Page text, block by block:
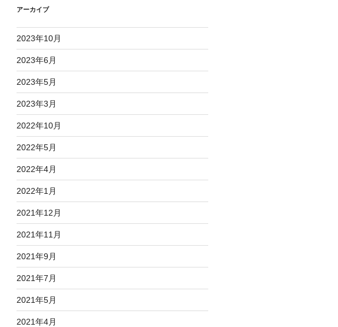
アーカイブ
2023年10月
2023年6月
2023年5月
2023年3月
2022年10月
2022年5月
2022年4月
2022年1月
2021年12月
2021年11月
2021年9月
2021年7月
2021年5月
2021年4月